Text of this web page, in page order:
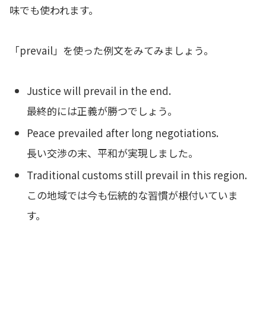
味でも使われます。
「prevail」を使った例文をみてみましょう。
Justice will prevail in the end.
最終的には正義が勝つでしょう。
Peace prevailed after long negotiations.
長い交渉の末、平和が実現しました。
Traditional customs still prevail in this region.
この地域では今も伝統的な習慣が根付いていま
す。